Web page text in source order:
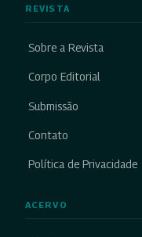
REVISTA
Sobre a Revista
Corpo Editorial
Submissão
Contato
Política de Privacidade
ACERVO